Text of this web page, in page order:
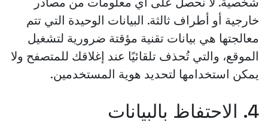
خارجية أو أطراف ثالثة. البيانات الوحيدة التي تتم
معالجتها هي بيانات تقنية مؤقتة ضرورية لتشغيل
الموقع، والتي تُحذف تلقائيًا عند إغلاقك للمتصفح ولا
يمكن استخدامها لتحديد هوية المستخدمين.
4. الاحتفاظ بالبيانات